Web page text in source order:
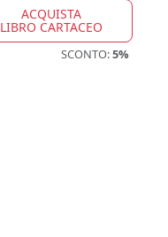
ACQUISTA
LIBRO CARTACEO
SCONTO:5%